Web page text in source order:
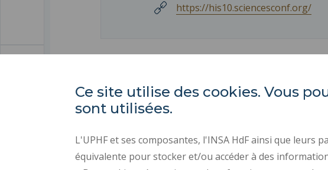
https://his10.sciencesconf.org/
Les Tertiales
Rue des
Ce site utilise des cookies. Vous
sont utilisées.
L'UPHF et ses composantes, l'INSA HdF ainsi que
équivalente pour stocker et/ou accéder à des